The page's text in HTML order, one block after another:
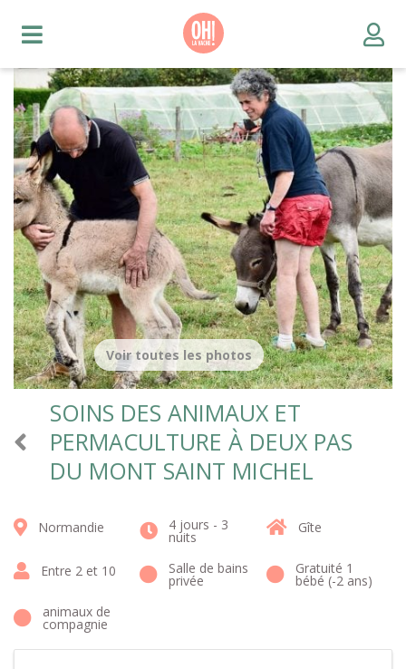
SOINS DES ANIMAUX ET
PERMACULTURE À DEUX PAS
DU MONT SAINT MICHEL
Voir toutes les photos
Normandie 4 jours - 3
nuits
Gîte
Entre 2 et 10 Salle de bains
privée
Gratuité 1
bébé (-2 ans)
animaux de
compagnie